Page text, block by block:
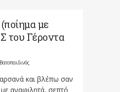
με
του Γέροντα
και βλέπω σαν
με αναφιλητά, σεπτό